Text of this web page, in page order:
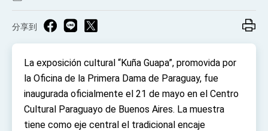
FM Lin attends Taiwan Panorama exhibit at
TIBE
President Lai meets US delegation led by
MOFA, MODA team up to promote integrated
diplomacy
EY details tariff negotiations with U.S.
FM Lin hosts ABAC representatives
分享到
La exposición cultural “Kuña Guapa”, promovida por
la Oficina de la Primera Dama de Paraguay, fue
inaugurada oficialmente el 21 de mayo en el Centro
Cultural Paraguayo de Buenos Aires. La muestra
tiene como eje central el tradicional encaje